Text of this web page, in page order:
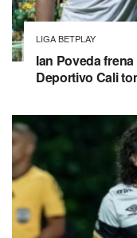
LIGA BETPLAY
Ian Poveda
Deportivo Cali